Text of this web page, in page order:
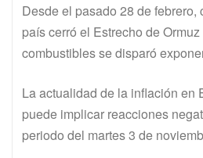
Desde el pasado 28 de
país cerró el Estrecho de
combustibles se disparó
La actualidad de la inflación en
puede implicar reacciones
periodo del martes 3 de